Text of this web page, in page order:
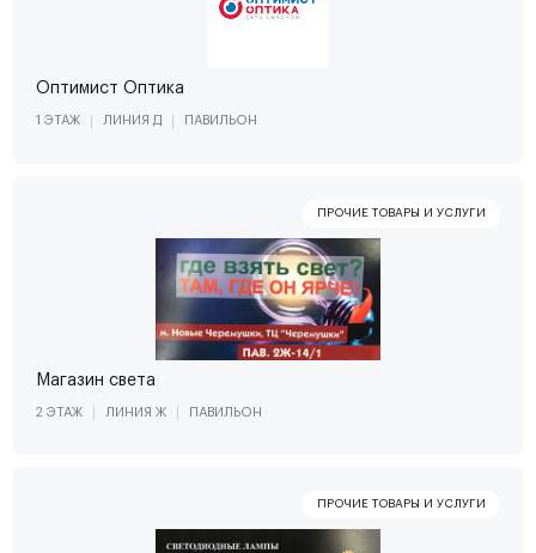
Оптимист Оптика
1 ЭТАЖ ЛИНИЯ Д ПАВИЛЬОН
Магазин света
2 ЭТАЖ ЛИНИЯ Ж ПАВИЛЬОН